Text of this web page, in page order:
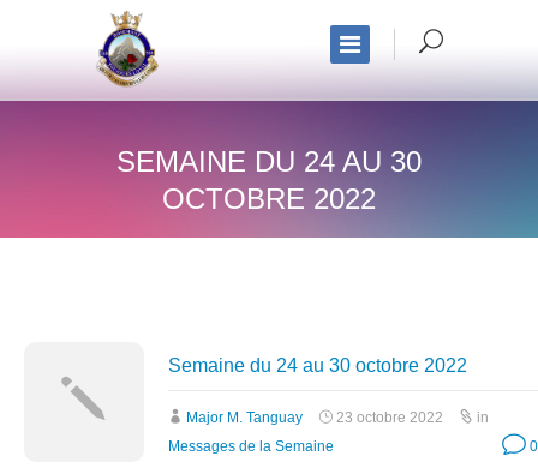
SEMAINE DU 24 AU 30
OCTOBRE 2022
Semaine du 24 au 30 octobre 2022
Major M. Tanguay 23 octobre 2022
in
Messages de la Semaine
0